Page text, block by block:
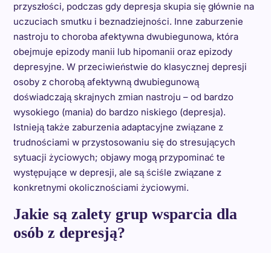
przyszłości, podczas gdy depresja skupia się głównie na
uczuciach smutku i beznadziejności. Inne zaburzenie
nastroju to choroba afektywna dwubiegunowa, która
obejmuje epizody manii lub hipomanii oraz epizody
depresyjne. W przeciwieństwie do klasycznej depresji
osoby z chorobą afektywną dwubiegunową
doświadczają skrajnych zmian nastroju – od bardzo
wysokiego (mania) do bardzo niskiego (depresja).
Istnieją także zaburzenia adaptacyjne związane z
trudnościami w przystosowaniu się do stresujących
sytuacji życiowych; objawy mogą przypominać te
występujące w depresji, ale są ściśle związane z
konkretnymi okolicznościami życiowymi.
Jakie są zalety grup wsparcia dla
osób z depresją?